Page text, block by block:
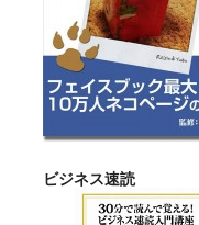
ビジネス速読